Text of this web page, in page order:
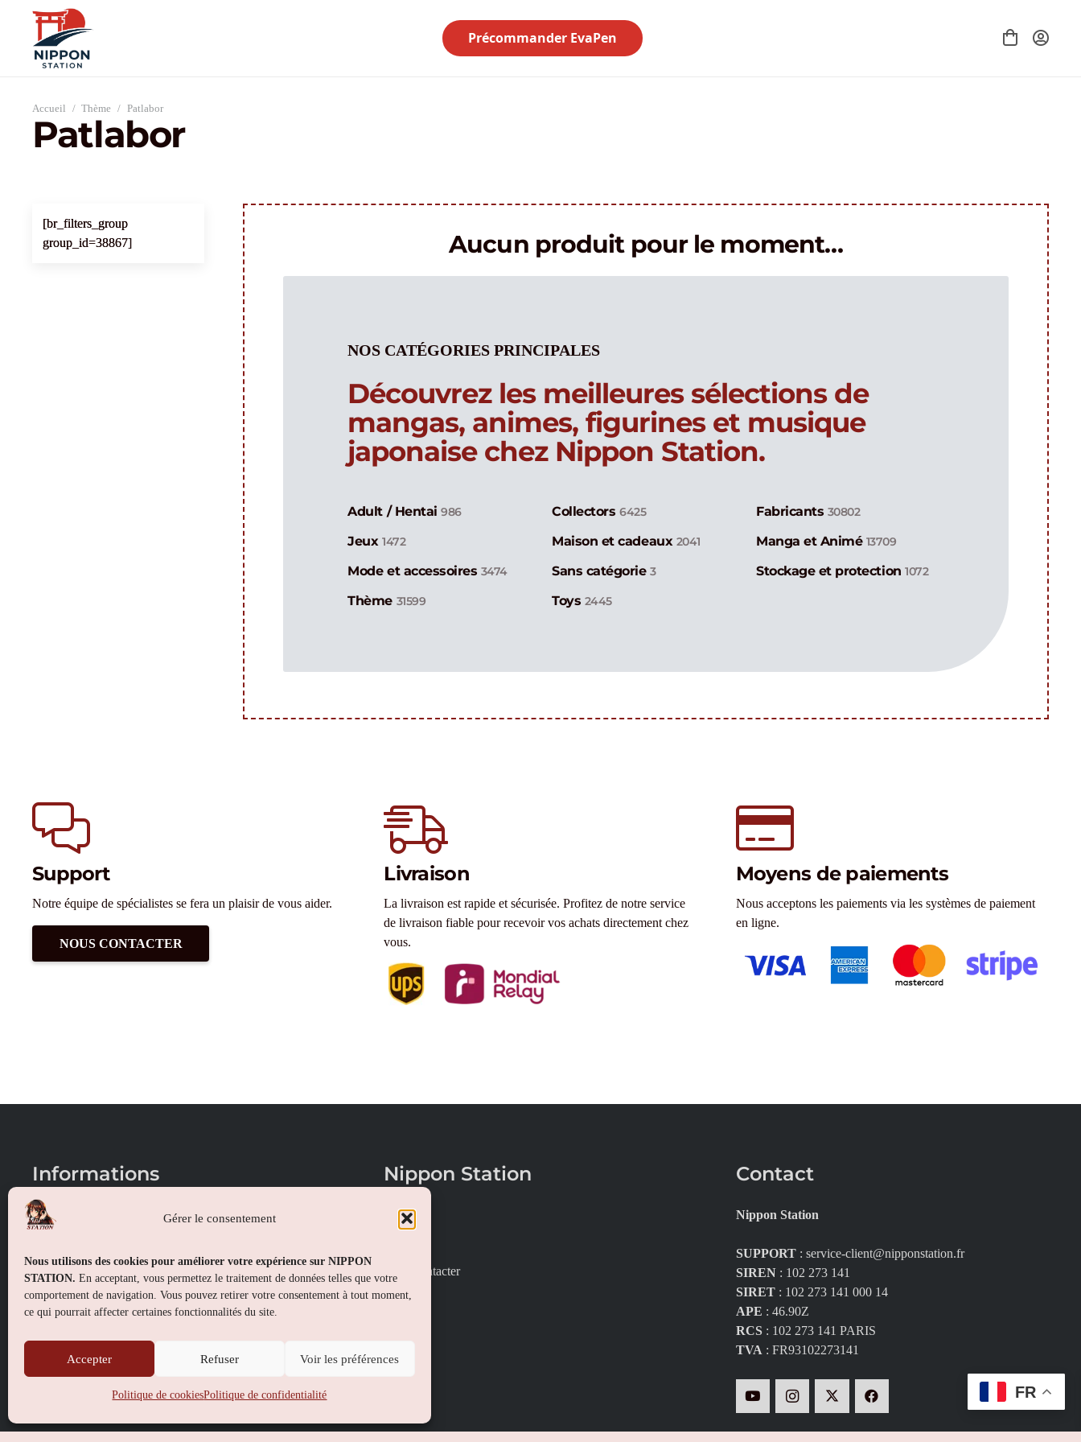
Gérer le consentement
Nous utilisons des cookies pour améliorer votre expérience sur NIPPON
STATION. En acceptant, vous permettez le traitement de données telles que votre
comportement de navigation. Vous pouvez retirer votre consentement à tout moment,
ce qui pourrait affecter certaines fonctionnalités du site.
Accepter Refuser Voir les préférences
Politique de cookiesPolitique de confidentialité
Précommander EvaPen
Accueil / Thème / Patlabor
Patlabor
[br_filters_group
group_id=38867]
Aucun produit pour le moment…
NOS CATÉGORIES PRINCIPALES
Découvrez les meilleures sélections de
mangas, animes, figurines et musique
japonaise chez Nippon Station.
Adult / Hentai986 Collectors 6425 Fabricants 30802
Jeux 1472 Maison et cadeaux 2041 Manga et Animé 13709
Mode et accessoires 3474 Sans catégorie3 Stockage et protection1072
Thème 31599 Toys 2445
Support
Notre équipe de spécialistes se fera un plaisir de vous aider.
NOUS CONTACTER
Livraison
La livraison est rapide et sécurisée. Profitez de notre service
de livraison fiable pour recevoir vos achats directement chez
vous.
Moyens de paiements
Nous acceptons les paiements via les systèmes de paiement
en ligne.
Informations
Conditions générales de vente
Politique de confidentialité
Politique de cookies (UE)
Nippon Station
À propos
Nous contacter
Contact
Nippon Station
SUPPORT: service-client@nipponstation.fr
SIREN: 102 273 141
SIRET: 102 273 141 000 14
APE : 46.90Z
RCS: 102 273 141 PARIS
TVA: FR93102273141
FR